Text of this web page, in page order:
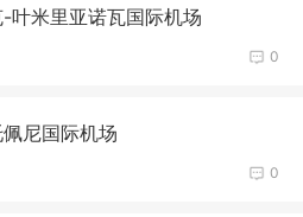
叶米里亚诺瓦国际机场
0
尼国际机场
0